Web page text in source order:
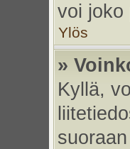
voi joko
Ylös
»
Kyllä,